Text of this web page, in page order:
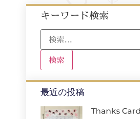
キーワード検索
最近の投稿
Thanks Card